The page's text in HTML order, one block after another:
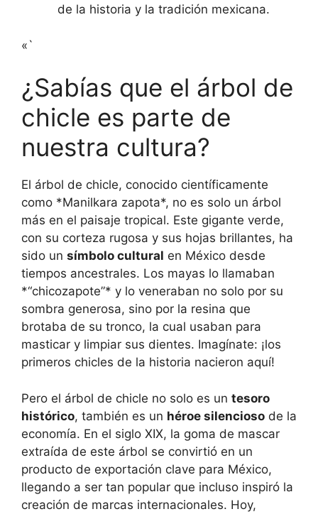
de la historia y la tradición mexicana.
«`
¿Sabías que el árbol de
chicle es parte de
nuestra cultura?
El árbol de chicle, conocido científicamente
como *Manilkara zapota*, no es solo un árbol
más en el paisaje tropical. Este gigante verde,
con su corteza rugosa y sus hojas brillantes, ha
sido un símbolo cultural en México desde
tiempos ancestrales. Los mayas lo llamaban
*“chicozapote”* y lo veneraban no solo por su
sombra generosa, sino por la resina que
brotaba de su tronco, la cual usaban para
masticar y limpiar sus dientes. Imagínate: ¡los
primeros chicles de la historia nacieron aquí!
Pero el árbol de chicle no solo es un tesoro
histórico, también es un héroe silencioso de la
economía. En el siglo XIX, la goma de mascar
extraída de este árbol se convirtió en un
producto de exportación clave para México,
llegando a ser tan popular que incluso inspiró la
creación de marcas internacionales. Hoy,